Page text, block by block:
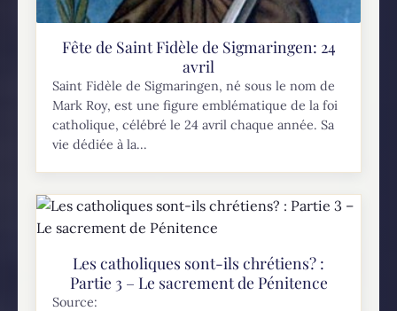
Fête de Saint Fidèle de Sigmaringen: 24
avril
Saint Fidèle de Sigmaringen, né sous le nom de
Mark Roy, est une figure emblématique de la foi
catholique, célébré le 24 avril chaque année. Sa
vie dédiée à la...
Les catholiques sont-ils chrétiens? :
Partie 3 – Le sacrement de Pénitence
Source: